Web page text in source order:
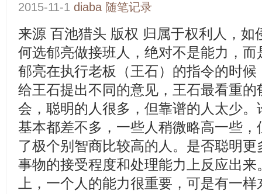
2015-11-1 diaba 随笔记录
来源 百池猎头 版权 归属于权利人，如
何选郁亮做接班人，绝对不是能力，
郁亮在执行老板（王石）的指令的时
给王石提出不同的意见，王石最看重
会，聪明的人很多，但靠谱的人太少
基本都差不多，一些人稍微略高一些
了极个别智商比较高的人。是否聪明
事物的接受程度和处理能力上反应出
上，一个人的能力很重要，可是有一